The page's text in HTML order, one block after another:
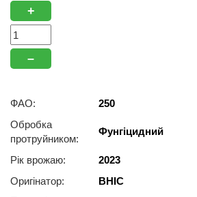
+
–
ФАО:
250
Обробка
протруйником:
Фунгіцидний
Рік врожаю:
2023
Оригінатор:
ВНІС